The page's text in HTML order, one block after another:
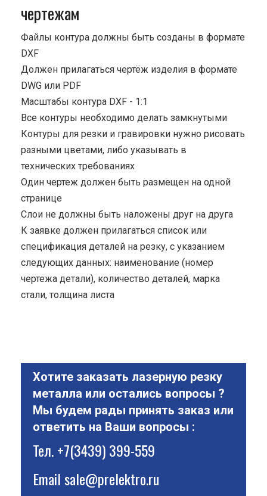
чертежам
Файлы контура должны быть созданы в формате
DXF
Должен прилагаться чертёж изделия в формате
DWG или PDF
Масштабы контура DXF - 1:1
Все контуры необходимо делать замкнутыми
Контуры для резки и гравировки нужно рисовать
разными цветами, либо указывать в
технических требованиях
Один чертеж должен быть размещен на одной
странице
Cлои не должны быть наложены друг на друга
К заявке должен прилагаться список или
спецификация деталей на резку, с указанием
следующих данных: наименование (номер
чертежа детали), количество деталей, марка
стали, толщина листа
Хотите заказать лазерную резку
металла или остались вопросы ?
Мы будем рады принять заказ или
ответить на Ваши вопросы :
Тел.+7(3439) 399-559
Emailsale@prelektro.ru